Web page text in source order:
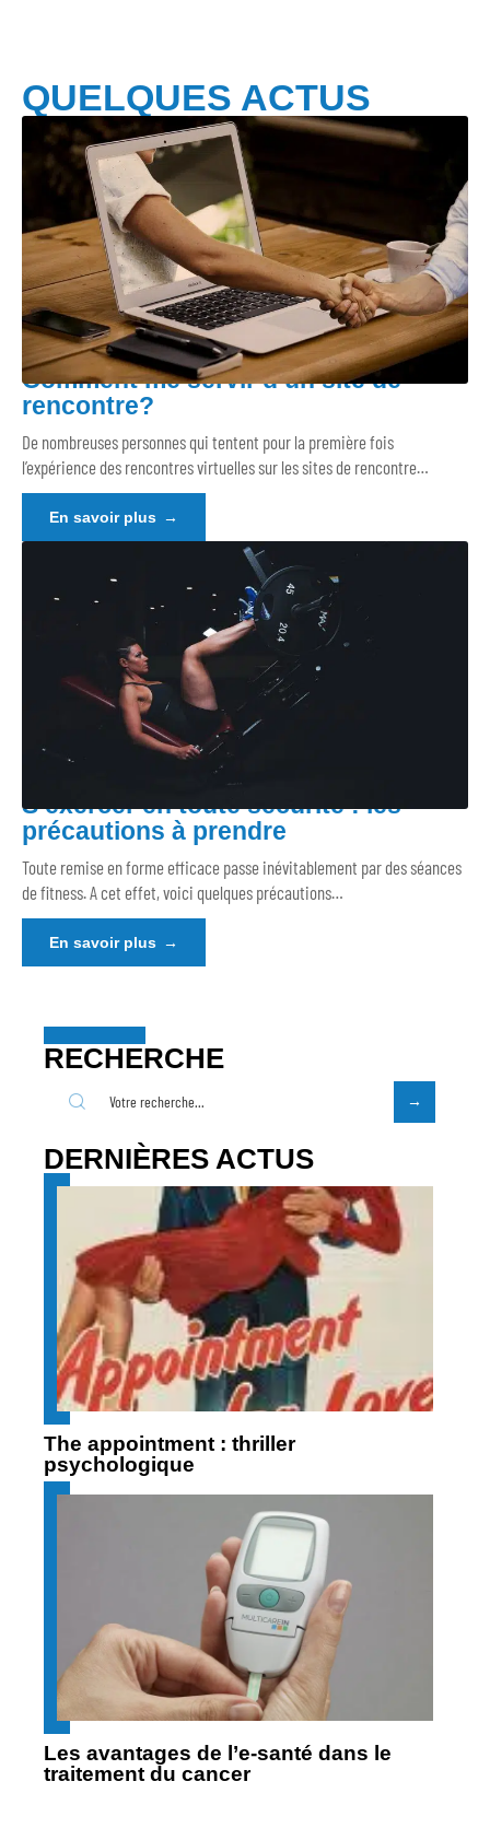
QUELQUES ACTUS
Comment me servir d’un site de
rencontre?
De nombreuses personnes qui tentent pour la première fois
l’expérience des rencontres virtuelles sur les sites de rencontre…
En savoir plus
S’exercer en toute sécurité : les
précautions à prendre
Toute remise en forme efficace passe inévitablement par des séances
de fitness. A cet effet, voici quelques précautions…
En savoir plus
RECHERCHE
DERNIÈRES ACTUS
The appointment : thriller
psychologique
Les avantages de l’e-santé dans le
traitement du cancer